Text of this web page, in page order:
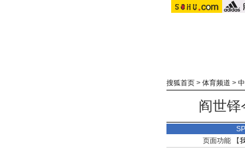
搜狐首页> 体育频道 >
阎世铎
页面功能 【